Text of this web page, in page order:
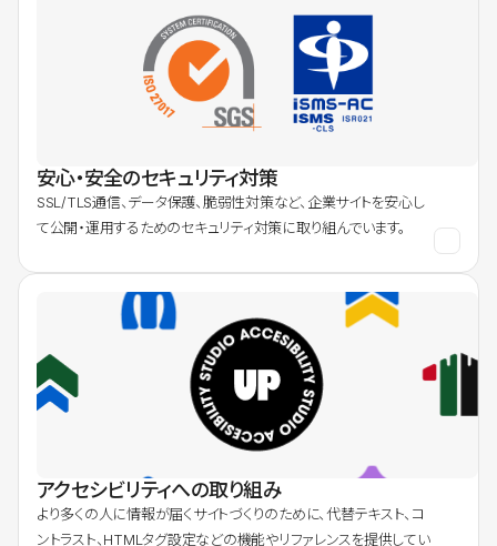
安心・安全のセキュリティ対策
SSL/TLS通信、データ保護、脆弱性対策など、企業サイトを安心し
て公開・運用するためのセキュリティ対策に取り組んでいます。
アクセシビリティへの取り組み
より多くの人に情報が届くサイトづくりのために、代替テキスト、コ
ントラスト、HTMLタグ設定などの機能やリファレンスを提供してい